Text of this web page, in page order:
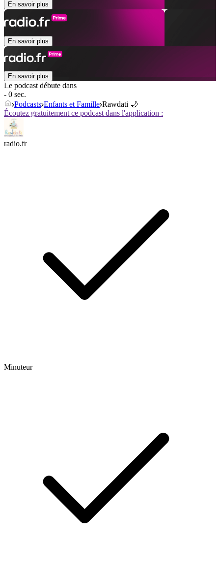
En savoir plus
En savoir plus
En savoir plus
Le podcast débute dans
- 0 sec.
Podcasts Enfants et Famille Rawdati 🌙
Écoutez gratuitement ce podcast dans l'application :
radio.fr
Minuteur